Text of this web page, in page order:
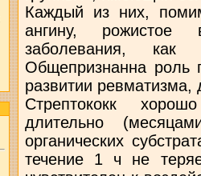
Каждый из них,
ангину, рожистое
заболевания, как
Общепризнанна роль
развитии
Стрептококк
длительно
органических
течение 1 ч не